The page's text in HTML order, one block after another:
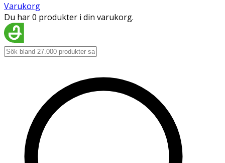
Varukorg
Du har 0 produkter i din varukorg.